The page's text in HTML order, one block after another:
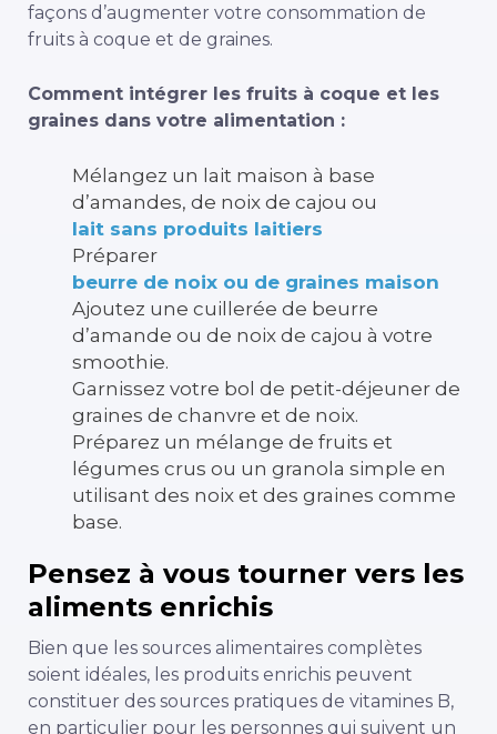
façons d’augmenter votre consommation de
fruits à coque et de graines.
Comment intégrer les fruits à coque et les
graines dans votre alimentation :
Mélangez un lait maison à base
d’amandes, de noix de cajou ou
lait sans produits laitiers
Préparer
beurre de noix ou de graines maison
Ajoutez une cuillerée de beurre
d’amande ou de noix de cajou à votre
smoothie.
Garnissez votre bol de petit-déjeuner de
graines de chanvre et de noix.
Préparez un mélange de fruits et
légumes crus ou un granola simple en
utilisant des noix et des graines comme
base.
Pensez à vous tourner vers les
aliments enrichis
Bien que les sources alimentaires complètes
soient idéales, les produits enrichis peuvent
constituer des sources pratiques de vitamines B,
en particulier pour les personnes qui suivent un